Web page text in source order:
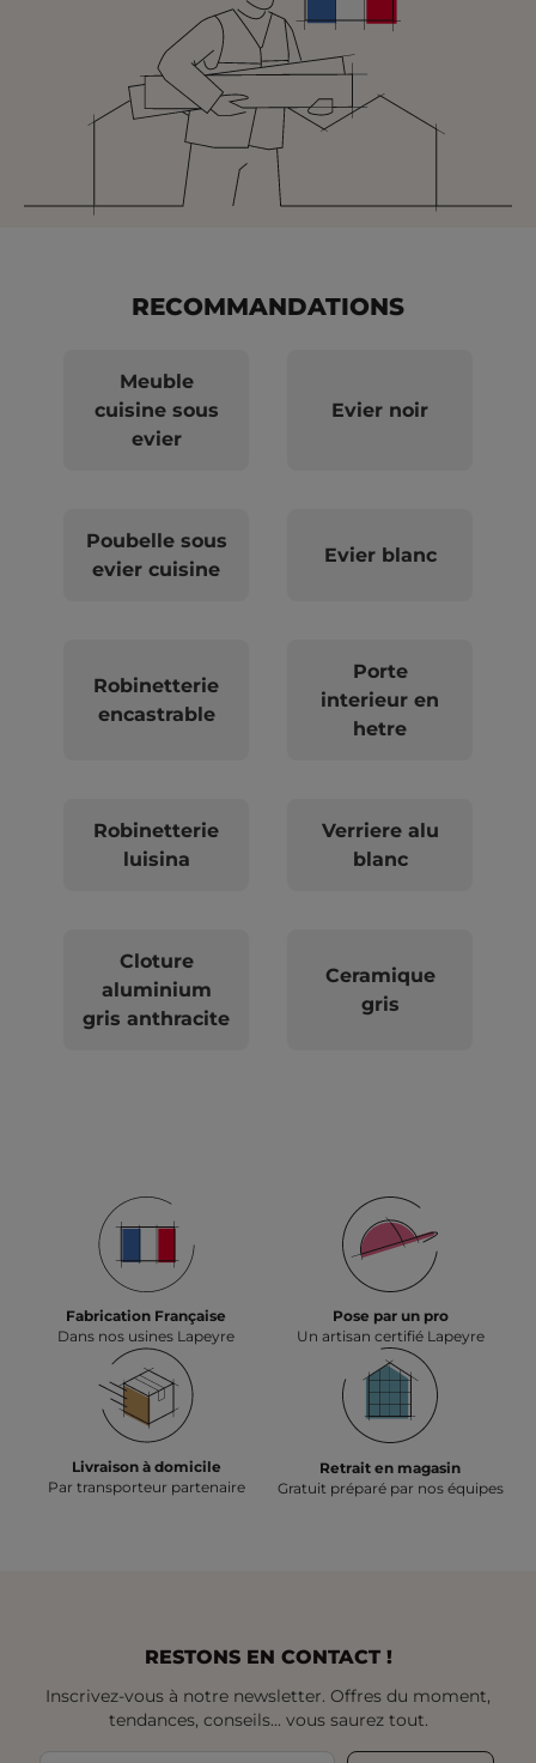
RECOMMANDATIONS
Meuble
cuisine sous
evier
Evier noir
Poubelle sous
evier cuisine
Evier blanc
Robinetterie
encastrable
Porte
interieur en
hetre
Robinetterie
luisina
Verriere alu
blanc
Cloture
aluminium
gris anthracite
Ceramique
gris
Fabrication Française
Dans nos usines Lapeyre
Pose par un pro
Un artisan certifié Lapeyre
Livraison à domicile
Par transporteur partenaire
Retrait en magasin
Gratuit préparé par nos équipes
RESTONS EN CONTACT !
Inscrivez-vous à notre newsletter. Offres du moment,
tendances, conseils... vous saurez tout.